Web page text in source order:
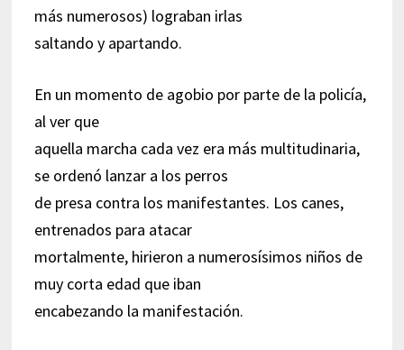
más numerosos) lograban irlas
saltando y apartando.
En un momento de agobio por parte de la policía,
al ver que
aquella marcha cada vez era más multitudinaria,
se ordenó lanzar a los perros
de presa contra los manifestantes. Los canes,
entrenados para atacar
mortalmente, hirieron a numerosísimos niños de
muy corta edad que iban
encabezando la manifestación.